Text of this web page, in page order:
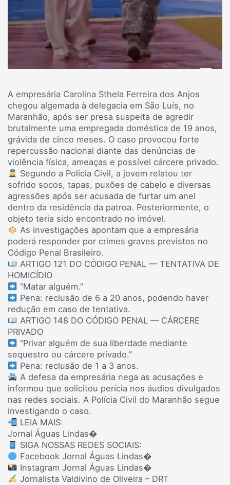
A empresária Carolina Sthela Ferreira dos Anjos
chegou algemada à delegacia em São Luís, no
Maranhão, após ser presa suspeita de agredir
brutalmente uma empregada doméstica de 19 anos,
grávida de cinco meses. O caso provocou forte
repercussão nacional diante das denúncias de
violência física, ameaças e possível cárcere privado.
Segundo a Polícia Civil, a jovem relatou ter
sofrido socos, tapas, puxões de cabelo e diversas
agressões após ser acusada de furtar um anel
dentro da residência da patroa. Posteriormente, o
objeto teria sido encontrado no imóvel.
As investigações apontam que a empresária
poderá responder por crimes graves previstos no
Código Penal Brasileiro.
ARTIGO 121 DO CÓDIGO PENAL — TENTATIVA DE
HOMICÍDIO
“Matar alguém.”
Pena: reclusão de 6 a 20 anos, podendo haver
redução em caso de tentativa.
ARTIGO 148 DO CÓDIGO PENAL — CÁRCERE
PRIVADO
“Privar alguém de sua liberdade mediante
sequestro ou cárcere privado.”
Pena: reclusão de 1 a 3 anos.
A defesa da empresária nega as acusações e
informou que solicitou perícia nos áudios divulgados
nas redes sociais. A Polícia Civil do Maranhão segue
investigando o caso.
LEIA MAIS:
Jornal Águas Lindas⁠�
SIGA NOSSAS REDES SOCIAIS:
Facebook Jornal Águas Lindas⁠�
Instagram Jornal Águas Lindas⁠�
Jornalista Valdivino de Oliveira – DRT